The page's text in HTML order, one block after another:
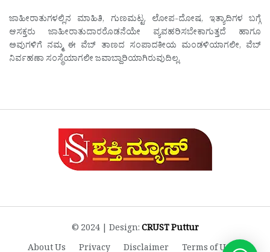
ಜಾಹೀರಾತುಗಳಲ್ಲಿನ ಮಾಹಿತಿ, ಗುಣಮಟ್ಟ, ಲೋಪ-ದೋಷ, ಇತ್ಯಾದಿಗಳ ಬಗ್ಗೆ
ಆಸಕ್ತರು ಜಾಹೀರಾತುದಾರರೊಡನೆಯೇ ವ್ಯವಹರಿಸಬೇಕಾಗುತ್ತದೆ ಹಾಗೂ
ಅವುಗಳಿಗೆ ನಮ್ಮ ಈ ವೆಬ್ ತಾಣದ ಸಂಪಾದಕೀಯ ಮಂಡಳಿಯಾಗಲೀ, ವೆಬ್
ನಿರ್ವಹಣಾ ಸಂಸ್ಥೆಯಾಗಲೀ ಜವಾಬ್ದಾರಿಯಾಗಿರುವುದಿಲ್ಲ.
© 2024 | Design:CRUST Puttur